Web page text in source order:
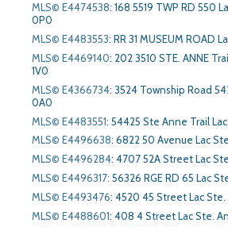
MLS© E4474538: 168 5519 TWP RD 550
0P0
MLS© E4483553: RR 31 MUSEUM ROAD
MLS© E4469140: 202 3510 STE. ANNE
1V0
MLS© E4366734: 3524 Township Road
0A0
MLS© E4483551: 54425 Ste Anne Trail
MLS© E4496638: 6822 50 Avenue Lac
MLS© E4496284: 4707 52A Street Lac
MLS© E4496317: 56326 RGE RD 65 Lac
MLS© E4493476: 4520 45 Street Lac
MLS© E4488601: 408 4 Street Lac Ste.